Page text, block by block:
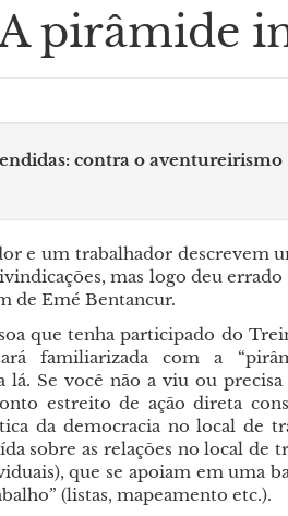
pirâmide
contra o aventureirismo
e um trabalhador descrevem
mas logo deu
de Emé Bentancur.
que tenha participado do
familiarizada com a
lá. Se você não a viu ou
estreito de ação direta
da democracia no local de
sobre as relações no local de
que se apoiam em uma
(listas, mapeamento etc.).